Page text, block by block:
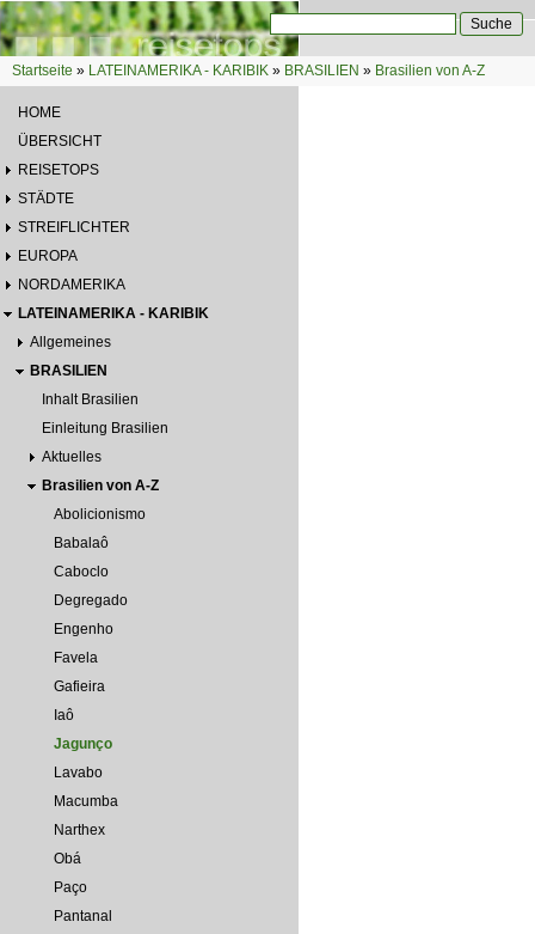
Direkt zum Inhalt
Suchformular
Sie sind hier
Startseite » LATEINAMERIKA - KARIBIK » BRASILIEN » Brasilien von A-Z
HOME
ÜBERSICHT
REISETOPS
STÄDTE
STREIFLICHTER
EUROPA
NORDAMERIKA
LATEINAMERIKA - KARIBIK
Allgemeines
BRASILIEN
Inhalt Brasilien
Einleitung Brasilien
Aktuelles
Brasilien von A-Z
Abolicionismo
Babalaô
Caboclo
Degregado
Engenho
Favela
Gafieira
Iaô
Jagunço
Lavabo
Macumba
Narthex
Obá
Paço
Pantanal